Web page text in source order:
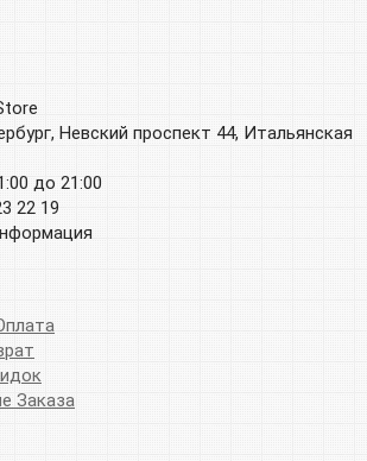
Невский проспект 44, Итальянская
до 21:00
22 19
Заказа